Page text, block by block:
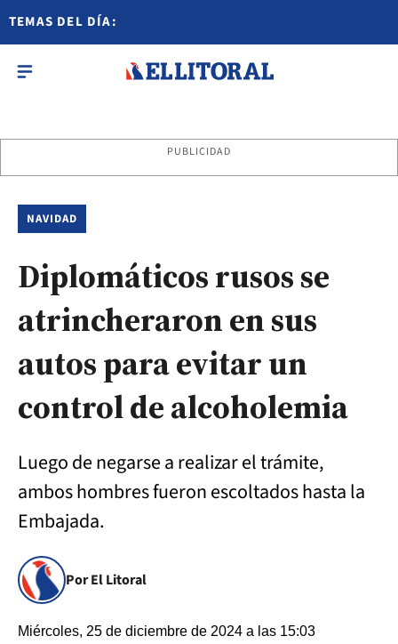
TEMAS DEL DÍA:
PUBLICIDAD
NAVIDAD
Diplomáticos rusos se
atrincheraron en sus
autos para evitar un
control de alcoholemia
Luego de negarse a realizar el trámite,
ambos hombres fueron escoltados hasta la
Embajada.
Por El Litoral
Miércoles, 25 de diciembre de 2024 a las 15:03